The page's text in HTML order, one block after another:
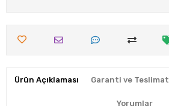
Ürün Açıklaması Garanti ve Teslimat
Yorumlar